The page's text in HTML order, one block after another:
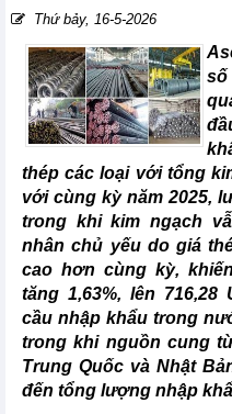
Thứ bảy, 16-5-2026
thép các loại với tổng
với cùng kỳ năm 2025,
trong khi kim ngạch
nhân chủ yếu do giá
cao hơn cùng kỳ,
tăng 1,63%, lên 716,28
cầu nhập khẩu trong
trong khi nguồn cung
Trung Quốc và Nhật
đến tổng lượng nhập